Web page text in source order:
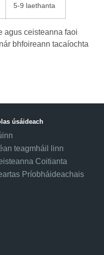
5-9 laethanta
agus ceisteanna faoi
bhfoireann tacaíochta
úsáideach
teagmháil linn
Coitianta
Príobháideachais